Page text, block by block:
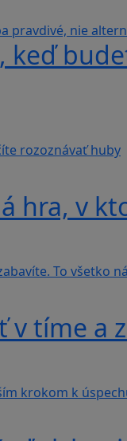
keď
hra, v
v tíme a